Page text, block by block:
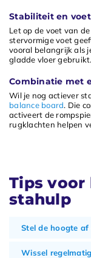
Stabiliteit en
Let op de voet van
stervormige voet
vooral belangrijk als
gladde vloer gebruikt.
Combinatie met
Wil je nog actiever
balance board. Die
activeert de
rugklachten helpen
Tips voor
stahulp
Stel de hoogte
Wissel